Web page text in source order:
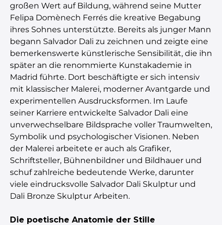
großen Wert auf Bildung, während seine Mutter
Felipa Domènech Ferrés die kreative Begabung
ihres Sohnes unterstützte. Bereits als junger Mann
begann Salvador Dali zu zeichnen und zeigte eine
bemerkenswerte künstlerische Sensibilität, die ihn
später an die renommierte Kunstakademie in
Madrid führte. Dort beschäftigte er sich intensiv
mit klassischer Malerei, moderner Avantgarde und
experimentellen Ausdrucksformen. Im Laufe
seiner Karriere entwickelte Salvador Dali eine
unverwechselbare Bildsprache voller Traumwelten,
Symbolik und psychologischer Visionen. Neben
der Malerei arbeitete er auch als Grafiker,
Schriftsteller, Bühnenbildner und Bildhauer und
schuf zahlreiche bedeutende Werke, darunter
viele eindrucksvolle Salvador Dali Skulptur und
Dali Bronze Skulptur Arbeiten.
Die poetische Anatomie der Stille